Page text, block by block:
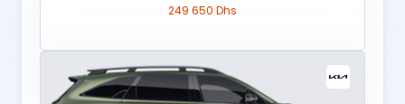
249 650 Dhs